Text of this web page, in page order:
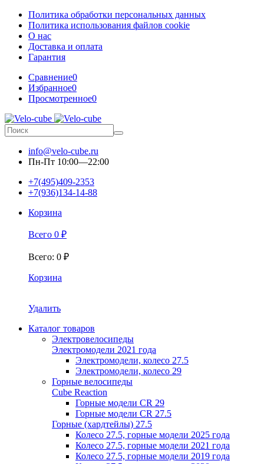
Политика обработки персональных данных
Политика использования файлов cookie
О нас
Доставка и оплата
Гарантия
Сравнение0
Избранное0
Просмотренное0
info@velo-cube.ru
Пн-Пт 10:00—22:00
+7(495)409-2353
+7(936)134-14-88
Корзина
Всего 0 ₽
Всего: 0 ₽
Корзина
Удалить
Каталог товаров
Электровелосипеды
Электромодели 2021 года
Электромодели, колесо 27.5
Электромодели, колесо 29
Горные велосипеды
Cube Reaction
Горные модели CR 29
Горные модели CR 27.5
Горные (хардтейлы) 27.5
Колесо 27.5, горные модели 2025 года
Колесо 27.5, горные модели 2021 года
Колесо 27.5, горные модели 2019 года